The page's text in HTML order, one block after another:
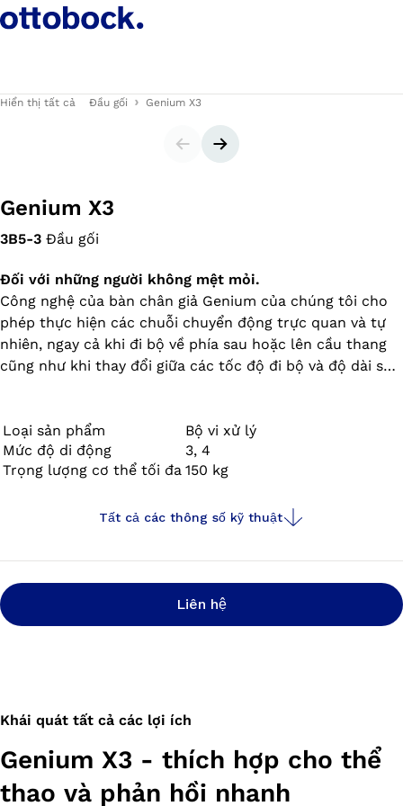
Hiển thị tất cả Đầu gối Genium X3
Trang trình chiếu
Trang trình chiếu sau
Genium X3
3B5-3 Đầu gối
Đối với những người không mệt mỏi.
Công nghệ của bàn chân giả Genium của chúng tôi cho
phép thực hiện các chuỗi chuyển động trực quan và tự
nhiên, ngay cả khi đi bộ về phía sau hoặc lên cầu thang
cũng như khi thay đổi giữa các tốc độ đi bộ và độ dài sải
là một số khía cạnh mà người dùng có thể được hưởng
lợi. Và điều đó đã được khoa học chứng minh.
Loại sản phẩm
Bộ vi xử lý
Mức độ di động
3, 4
Trọng lượng cơ thể tối đa 150 kg
Tất cả các thông số kỹ thuật
Liên hệ
Khái quát tất cả các lợi ích
Genium X3 - thích hợp cho thể
thao và phản hồi nhanh